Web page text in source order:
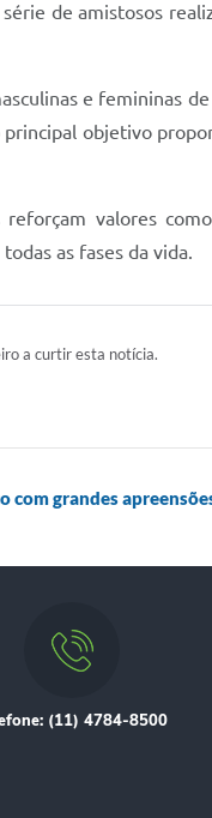
de amistosos
e femininas
objetivo
valores
as fases da vida.
a curtir esta notícia.
grandes
(11) 4784-8500